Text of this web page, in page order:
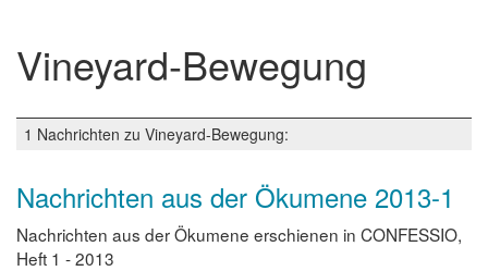
Vineyard-Bewegung
1 Nachrichten zu Vineyard-Bewegung:
Nachrichten aus der Ökumene 2013-1
Nachrichten aus der Ökumene erschienen in CONFESSIO,
Heft 1 - 2013